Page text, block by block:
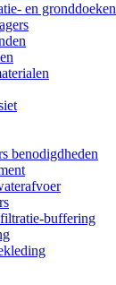
en gronddoeken
benodigdheden
buffering